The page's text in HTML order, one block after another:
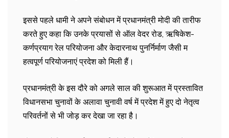
इससे पहले धामी ने अपने संबोधन में प्रधानमंत्री मोदी की तारीफ
करते हुए कहा कि उनके प्रयासों से ऑल वेदर रोड, ऋषिकेश-
कर्णप्रयाग रेल परियोजना और केदारनाथ पुनर्निर्माण जैसी म​
हत्वपूर्ण परियोजनाएं प्रदेश को मिली हैं।
प्रधानमंत्री के इस दौरे को अगले साल की शुरूआत में प्रस्तावित
विधानसभा चुनावों के अलावा चुनावी वर्ष में प्रदेश में हुए दो नेतृत्व
परिवर्तनों से भी जोड़ कर ​देखा जा रहा है।